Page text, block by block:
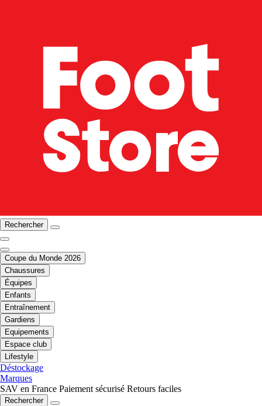
Rechercher
Coupe du Monde 2026
Chaussures
Équipes
Enfants
Entraînement
Gardiens
Equipements
Espace club
Lifestyle
Déstockage
Marques
SAV en France Paiement sécurisé Retours faciles
Rechercher